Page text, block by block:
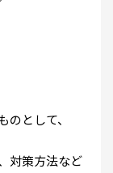
として、
対策方法など